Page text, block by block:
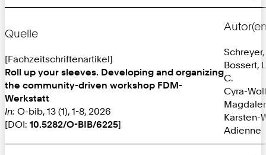
Quelle
[Fachzeitschriftenartikel]
Roll up your sleeves. Developing and organizing
the community-driven workshop FDM-
Werkstatt
In: O-bib, 13 (1), 1-8, 2026
[DOI: 10.5282/O-BIB/6225]
Bossert,
C.
Cyra-
Karsten-
Adienne